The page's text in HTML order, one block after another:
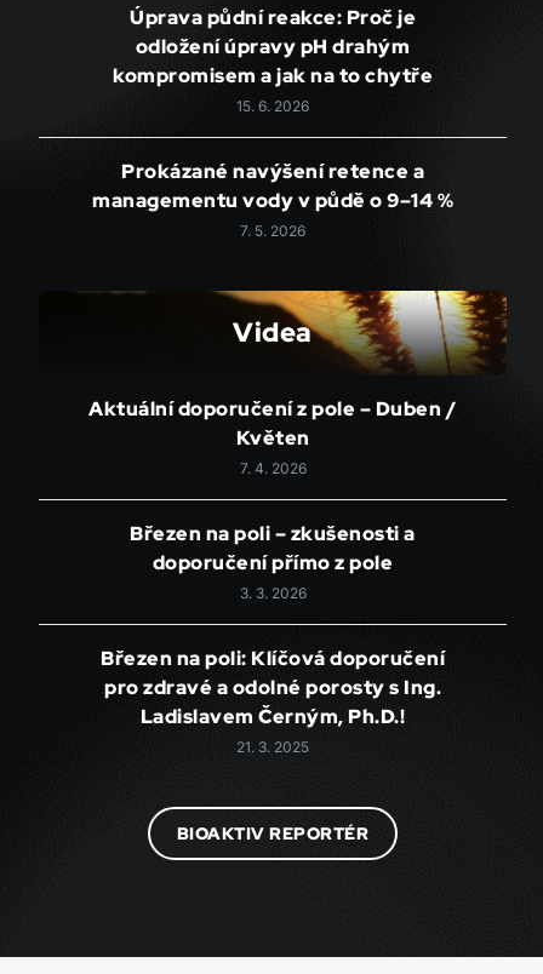
Úprava půdní reakce: Proč je
odložení úpravy pH drahým
kompromisem a jak na to chytře
15. 6. 2026
Prokázané navýšení retence a
managementu vody v půdě o 9–14 %
7. 5. 2026
Videa
Aktuální doporučení z pole – Duben /
Květen
7. 4. 2026
Březen na poli – zkušenosti a
doporučení přímo z pole
3. 3. 2026
Březen na poli: Klíčová doporučení
pro zdravé a odolné porosty s Ing.
Ladislavem Černým, Ph.D.!
21. 3. 2025
BIOAKTIV REPORTÉR